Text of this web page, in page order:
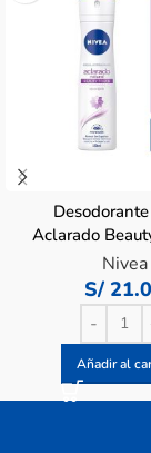
Aclarado
Frasco 150
Nivea
S/
Añadir al